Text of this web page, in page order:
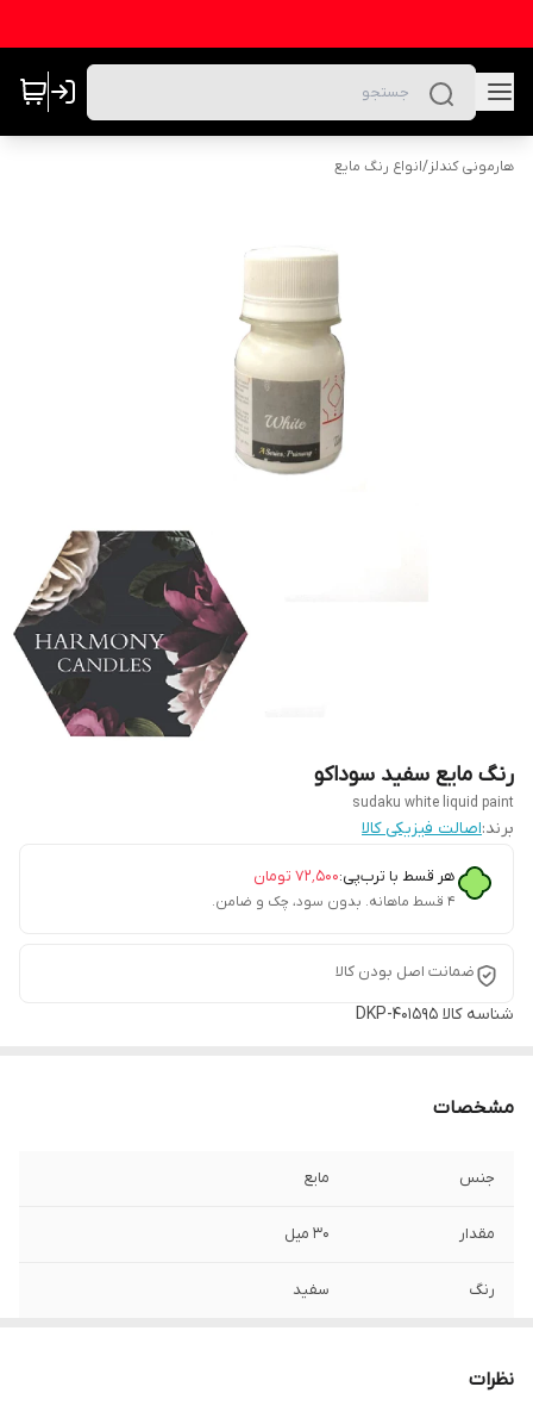
هارمونی کندلز/انواع رنگ مایع
رنگ مایع سفید سوداکو
sudaku white liquid paint
برند:اصالت فیزیکی کالا
هر قسط با ترب‌پی:۷۲٬۵۰۰ تومان
۴ قسط ماهانه. بدون سود، چک و ضامن.
ضمانت اصل بودن کالا
شناسه کالا DKP-401595
مشخصات
جنس مایع
مقدار ۳۰ میل
رنگ سفید
نظرات